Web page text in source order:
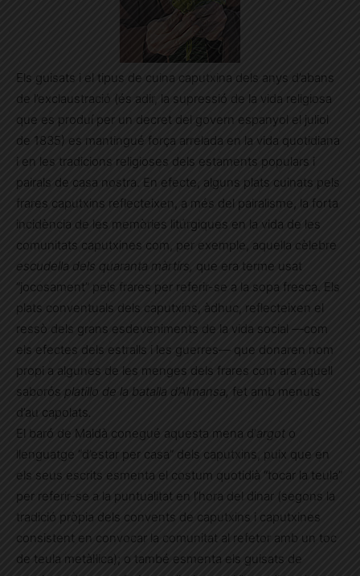
Els guisats i el tipus de cuina caputxina dels anys d’abans
de l’exclaustració (és adir, la supressió de la vida religiosa
que es produí per un decret del govern espanyol el juliol
de 1835) es mantingué força arrelada en la vida quotidiana
i en les tradicions religioses dels estaments populars i
pairals de casa nostra. En efecte, alguns plats cuinats pels
frares caputxins reflecteixen, a més del pairalisme, la forta
incidència de les memòries litúrgiques en la vida de les
comunitats caputxines com, per exemple, aquella cèlebre
escudella dels quaranta màrtirs, que era terme usat
“jocosament” pels frares per referir-se a la sopa fresca. Els
plats conventuals dels caputxins, àdhuc, reflecteixen el
ressò dels grans esdeveniments de la vida social —com
els efectes dels estralls i les guerres— que donaren nom
propi a algunes de les menges dels frares com ara aquell
saborós platillo de la batalla d’Almansa, fet amb menuts
d’au capolats.
El baró de Maldà conegué aquesta mena d’ argot o
llenguatge “d’estar per casa” dels caputxins, puix que en
els seus escrits esmenta el costum quotidià “tocar la teula”
per referir-se a la puntualitat en l’hora del dinar (segons la
tradició pròpia dels convents de caputxins i caputxines
consistent en convocar la comunitat al refetor amb un toc
de teula metàl·lica); o també esmenta els guisats de